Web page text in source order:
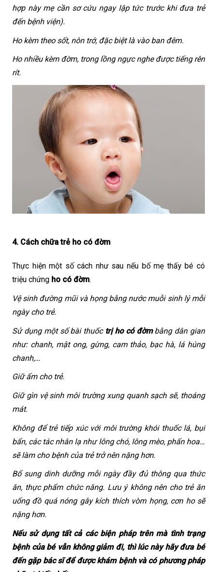
hợp này mẹ cần sơ cứu ngay lập tức trước khi đưa trẻ
đến bệnh viện).
Ho kèm theo sốt, nôn trớ, đặc biệt là vào ban đêm.
Ho nhiều kèm đờm, trong lồng ngực nghe được tiếng rên
rít.
4. Cách chữa trẻ ho có đờm
Thực hiện một số cách như sau nếu bố mẹ thấy bé có
triệu chứng ho có đờm.
Vệ sinh đường mũi và họng bằng nước muỗi sinh lý mỗi
ngày cho trẻ.
Sử dụng một số bài thuốc trị ho có đờm bằng dân gian
như: chanh, mật ong, gừng, cam thảo, bạc hà, lá húng
chanh,…
Giữ ấm cho trẻ.
Giữ gìn vệ sinh môi trường xung quanh sạch sẽ, thoáng
mát.
Không để trẻ tiếp xúc với môi trường khói thuốc lá, bụi
bẩn, các tác nhân lạ như lông chó, lông mèo, phấn hoa…
sẽ làm cho bệnh của trẻ trở nên nặng hơn.
Bổ sung dinh dưỡng mỗi ngày đầy đủ thông qua thức
ăn, thực phẩm chức năng. Lưu ý không nên cho trẻ ăn
uống đồ quá nóng gây kích thích vòm họng, cơn ho sẽ
nặng hơn.
Nếu sử dụng tất cả các biện pháp trên mà tình trạng
bệnh của bé vẫn không giảm đi, thì lúc này hãy đưa bé
đến gặp bác sĩ để được khám bệnh và có phương pháp